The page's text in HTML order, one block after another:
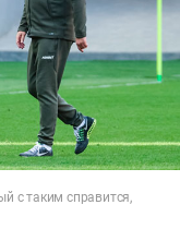
с таким справится,